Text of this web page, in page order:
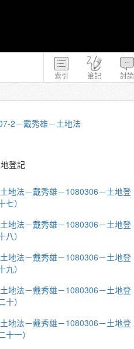
索引 筆記 討論
2－戴秀雄－土地法
登記
地法－戴秀雄－1080306－土地登
七）
地法－戴秀雄－1080306－土地登
八）
地法－戴秀雄－1080306－土地登
九）
地法－戴秀雄－1080306－土地登
十）
地法－戴秀雄－1080306－土地登
十一）